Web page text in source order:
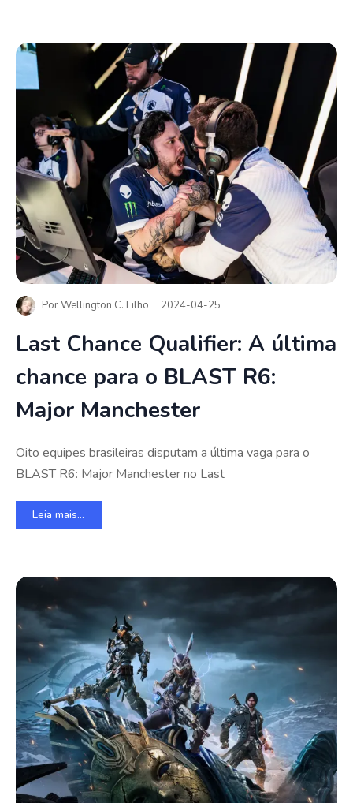
PorWellington C. Filho 2024-04-25
Last Chance Qualifier: A última
chance para o BLAST R6:
Major Manchester
Oito equipes brasileiras disputam a última vaga para o
BLAST R6: Major Manchester no Last
Leia mais...